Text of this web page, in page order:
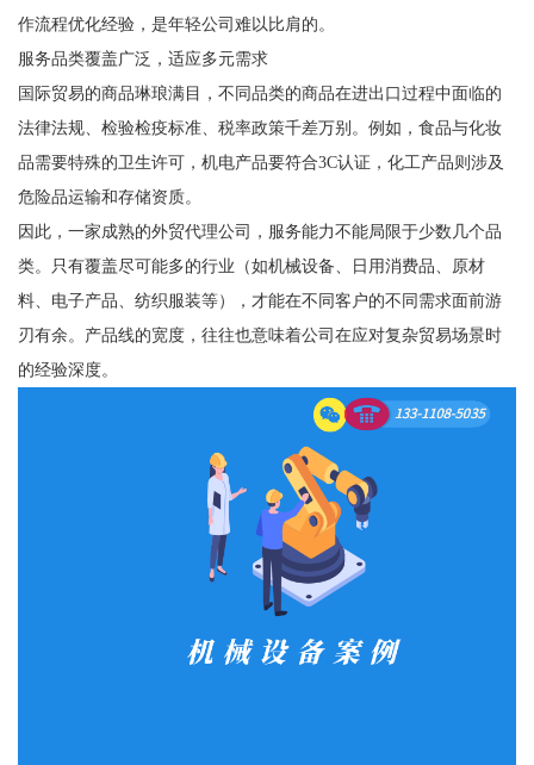
作流程优化经验，是年轻公司难以比肩的。
服务品类覆盖广泛，适应多元需求
国际贸易的商品琳琅满目，不同品类的商品在进出口过程中面临的
法律法规、检验检疫标准、税率政策千差万别。例如，食品与化妆
品需要特殊的卫生许可，机电产品要符合3C认证，化工产品则涉及
危险品运输和存储资质。
因此，一家成熟的外贸代理公司，服务能力不能局限于少数几个品
类。只有覆盖尽可能多的行业（如机械设备、日用消费品、原材
料、电子产品、纺织服装等），才能在不同客户的不同需求面前游
刃有余。产品线的宽度，往往也意味着公司在应对复杂贸易场景时
的经验深度。